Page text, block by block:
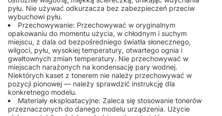
pyłu. Nie używać odkurzacza bez zabezpieczeń przeciw
wybuchowi pyłu.
Przechowywanie: Przechowywać w oryginalnym
opakowaniu do momentu użycia, w chłodnym i suchym
miejscu, z dala od bezpośredniego światła słonecznego,
wilgoci, pyłu, wysokiej temperatury, otwartego ognia i
gwałtownych zmian temperatury. Nie przechowywać w
miejscach narażonych na kondensację pary wodnej.
Niektórych kaset z tonerem nie należy przechowywać w
pozycji pionowej — należy sprawdzić instrukcję dla
konkretnego modelu.
Materiały eksploatacyjne: Zaleca się stosowanie tonerów
przeznaczonych do danego modelu urządzenia. Użycie